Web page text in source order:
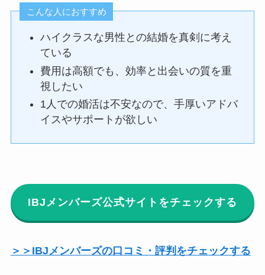
こんな人におすすめ
ハイクラスな男性との結婚を真剣に考え
ている
費用は高額でも、効率と出会いの質を重
視したい
1人での婚活は不安なので、手厚いアドバ
イスやサポートが欲しい
IBJメンバーズ公式サイトをチェックする
＞＞IBJメンバーズの口コミ・評判をチェックする